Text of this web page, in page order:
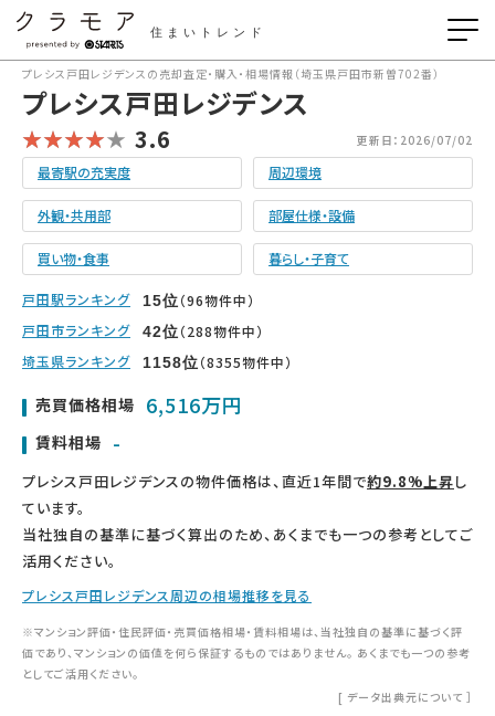
住まいトレンド
プレシス戸田レジデンスの売却査定・購入・相場情報（埼玉県戸田市新曽702番）
プレシス戸田レジデンス
3.6 更新日：2026/07/02
最寄駅の充実度 周辺環境
外観・共用部 部屋仕様・設備
買い物・食事 暮らし・子育て
戸田駅ランキング 15位（96物件中）
戸田市ランキング
42位（288物件中）
埼玉県ランキング
1158位（8355物件中）
売買価格相場 6,516万円
賃料相場 -
プレシス戸田レジデンスの物件価格は、直近1年間で約9.8%上昇し
ています。
当社独自の基準に基づく算出のため、あくまでも一つの参考としてご
活用ください。
プレシス戸田レジデンス周辺の相場推移を見る
※マンション評価・住民評価・売買価格相場・賃料相場は、当社独自の基準に基づく評
価であり、マンションの価値を何ら保証するものではありません。 あくまでも一つの参考
としてご活用ください。
[ データ出典元について ］